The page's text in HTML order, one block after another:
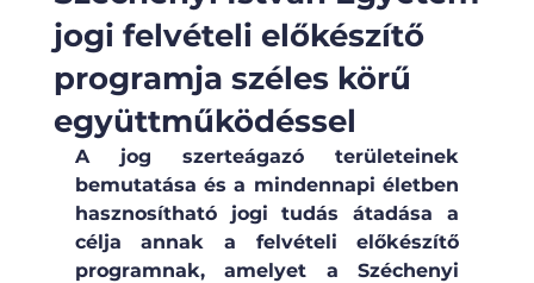
jogi felvételi előkészítő
programja széles körű
együttműködéssel
A jog szerteágazó területeinek
bemutatása és a mindennapi életben
hasznosítható jogi tudás átadása a
célja annak a felvételi előkészítő
programnak, amelyet a Széchenyi